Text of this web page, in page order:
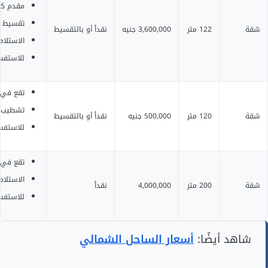
شقة 122 متر 3,600,000 جنيه نقداً أو بالتقسيط
مقدم كاش
تقسيط باقي
شقة 120 متر 500,000 جنيه نقداً أو بالتقسيط
تقع
تشطيب
شقة 200 متر 4,000,000 نقداً
تقع في
شاهد أيضًا: أسعار الساحل الشمالي